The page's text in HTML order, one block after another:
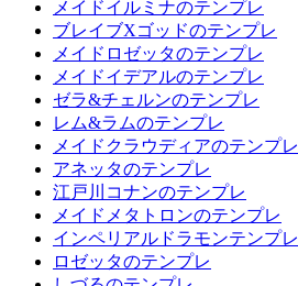
メイドイルミナのテンプレ
ブレイブXゴッドのテンプレ
メイドロゼッタのテンプレ
メイドイデアルのテンプレ
ゼラ&チェルンのテンプレ
レム&ラムのテンプレ
メイドクラウディアのテンプレ
アネッタのテンプレ
江戸川コナンのテンプレ
メイドメタトロンのテンプレ
インペリアルドラモンテンプレ
ロゼッタのテンプレ